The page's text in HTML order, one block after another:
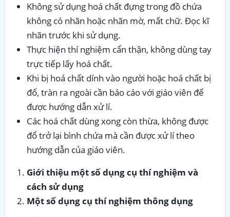
Không sử dụng hoá chất đựng trong đồ chứa
không có nhãn hoặc nhãn mờ, mất chữ. Đọc kĩ
nhãn trước khi sử dụng.
Thực hiện thí nghiệm cẩn thận, không dùng tay
trực tiếp lấy hoá chất.
Khi bị hoá chất dính vào người hoặc hoá chất bị
đổ, tràn ra ngoài cần báo cáo với giáo viên để
được hướng dẫn xử lí.
Các hoá chất dùng xong còn thừa, không được
đổ trở lại bình chứa mà cần được xử lí theo
hướng dẫn của giáo viên.
Giới thiệu một số dụng cụ thí nghiệm và
cách sử dụng
Một số dụng cụ thí nghiệm thông dụng